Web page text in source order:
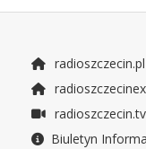
radioszczecin.pl
radioszczecin.tv
Biuletyn